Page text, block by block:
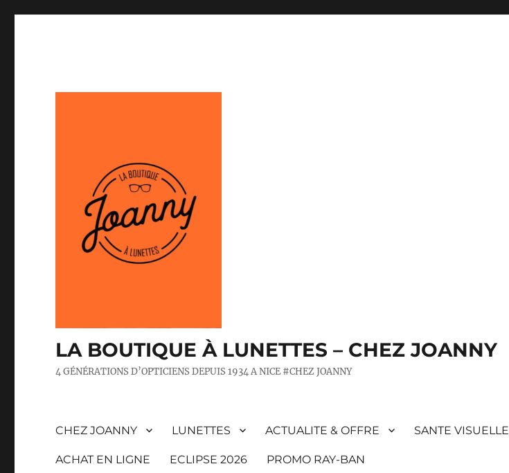
LA BOUTIQUE À LUNETTES – CHEZ JOANNY
4 GÉNÉRATIONS D’OPTICIENS DEPUIS 1934 A NICE #CHEZ JOANNY
CHEZ JOANNY LUNETTES ACTUALITE & OFFRE SANTE VISUELLE
ACHAT EN LIGNE ECLIPSE 2026 PROMO RAY-BAN